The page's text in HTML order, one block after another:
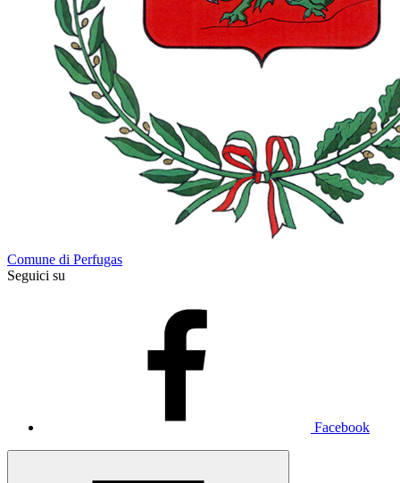
Comune di Perfugas
Seguici su
Facebook